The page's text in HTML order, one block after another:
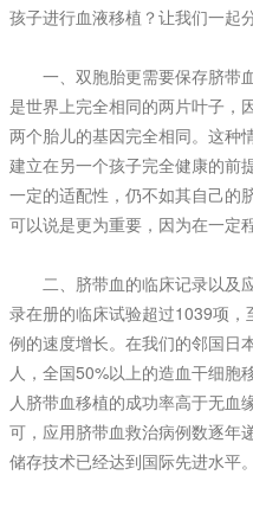
孩子进行血液移植？让我们一起
一、双胞胎更需要保存脐带血
是世界上完全相同的两片叶子，
两个胎儿的基因完全相同。这种
建立在另一个孩子完全健康的前
一定的适配性，仍不如其自己的
可以说是更为重要，因为在一定
二、脐带血的临床记录以及应
录在册的临床试验超过1039项
例的速度增长。在我们的邻国日
人，全国50%以上的造血干细胞
人脐带血移植的成功率高于无血
可，应用脐带血救治病例数逐年
储存技术已经达到国际先进水平